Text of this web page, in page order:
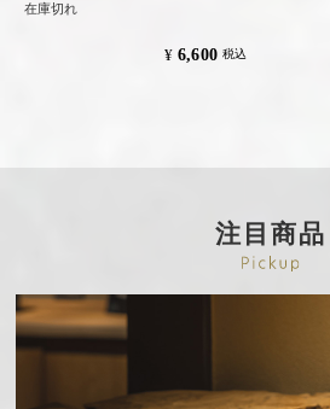
在庫切れ
¥ 6,600 税込
注目商品